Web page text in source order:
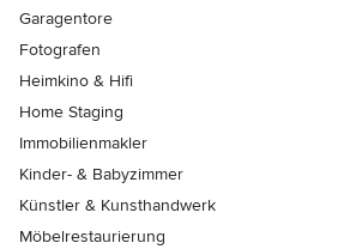
Garagentore
Fotografen
Heimkino & Hifi
Home Staging
Immobilienmakler
Kinder- & Babyzimmer
Künstler & Kunsthandwerk
Möbelrestaurierung